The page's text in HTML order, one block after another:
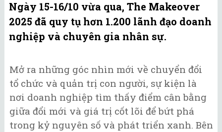
Ngày 15-16/10 vừa qua, The Makeover
2025 đã quy tụ hơn 1.200 lãnh đạo doanh
nghiệp và chuyên gia nhân sự.
Mở ra những góc nhìn mới về chuyển đổi
tổ chức và quản trị con người, sự kiện là
nơi doanh nghiệp tìm thấy điểm cân bằng
giữa đổi mới và giá trị cốt lõi để bứt phá
trong kỷ nguyên số và phát triển xanh. Bên